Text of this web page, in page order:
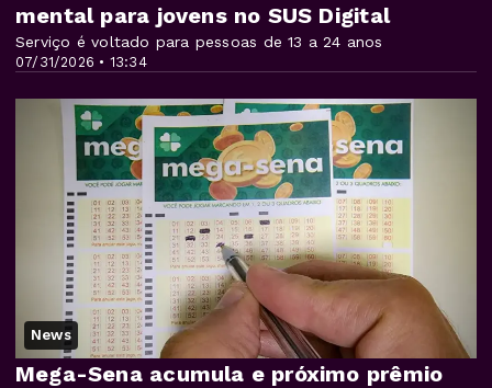
07/31/2026 • 13:34
mental para jovens no SUS Digital
Serviço é voltado para pessoas de 13 a 24 anos
News
Mega-Sena acumula e próximo prêmio